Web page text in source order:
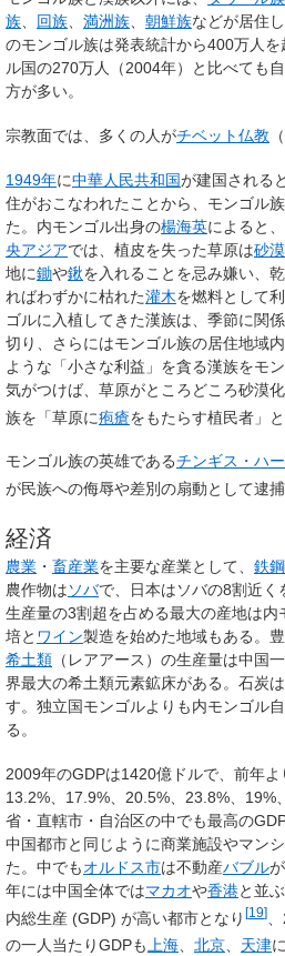
族、 回族、 満洲族、 朝鮮族などが居住
のモンゴル族は発表統計から400万人
ル国の270万人（2004年）と比べても
方が多い。
宗教面では、多くの人がチベット仏教
1949年に中華人民共和国が建国される
住がおこなわれたことから、モンゴル
た。内モンゴル出身の楊海英によると
央アジアでは、植皮を失った草原は砂
地に鋤や鍬を入れることを忌み嫌い、
ればわずかに枯れた灌木を燃料として
ゴルに入植してきた漢族は、季節に関
切り、さらにはモンゴル族の居住地域
ような「小さな利益」を貪る漢族をモ
気がつけば、草原がところどころ砂漠
族を「草原に疱瘡をもたらす植民者」
モンゴル族の英雄であるチンギス・ハ
が民族への侮辱や差別の扇動として逮
経済
農業 ・ 畜産業を主要な産業として、 鉄
農作物はソバで、日本はソバの8割近く
生産量の3割超を占める最大の産地は内
培と ワイン製造を始めた地域もある。
希土類 （レアアース）の生産量は中国
界最大の希土類元素鉱床がある。石炭
す。独立国モンゴルよりも内モンゴル
る。
2009年のGDPは1420億ドルで、前年
13.2%、17.9%、20.5%、23.8%、19%
省・直轄市・自治区の中でも最高の
中国都市と同じように商業施設やマン
た。中でもオルドス市は不動産バブル
年には中国全体ではマカオや香港と並
内総生産 (GDP) が高い都市となり [19]
の一人当たりGDPも 上海 北京 天津